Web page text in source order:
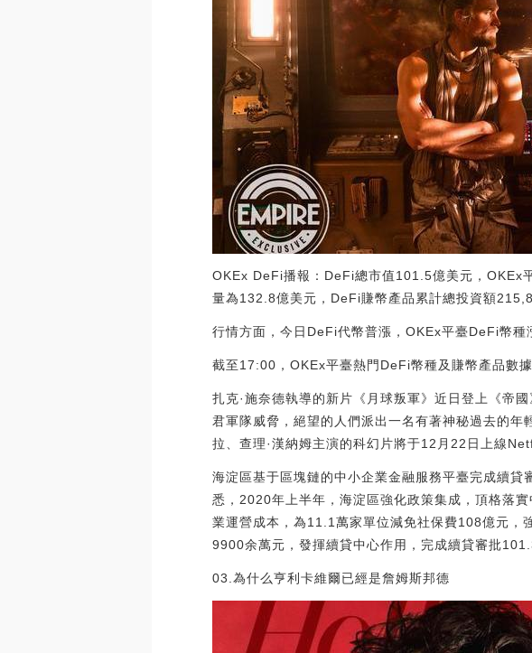
OKEx DeFi播報：DeFi總市值101.5億美元，OKEx
量為132.8億美元，DeFi賺幣產品累計總投資額
行情方面，今日DeFi代幣普漲，OKEx平臺DeFi幣種
截至17:00，OKEx平臺熱門DeFi幣種及賺幣產品數
扎克·施奈德執導的新片《月球叛軍》近日登上《帝
君軍隊威脅，絕望的人們派出一名有著神秘過去的
拉、查理·漢納姆主演的科幻片將于12月22日上線
海淀區基于區塊鏈的中小企業金融服務平臺完成續
悉，2020年上半年，海淀區強化政策集成，頂格落
業運營成本，為11.1萬家單位減免社保費108億元，
9900余萬元，發揮續貸中心作用，完成續貸審批
03.為什么亨利卡維爾已經是詹姆斯邦德